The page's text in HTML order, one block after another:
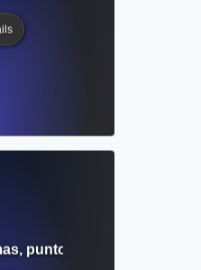
puntos y comas y